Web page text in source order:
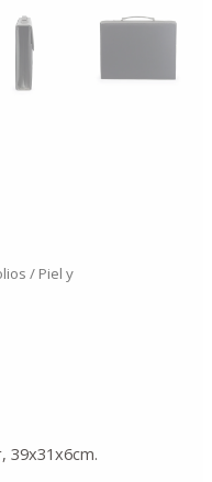
/ Piel y
39x31x6cm.